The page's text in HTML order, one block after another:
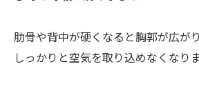
肋骨や背中が硬くなると胸郭が広が
しっかりと空気を取り込めなくなりま